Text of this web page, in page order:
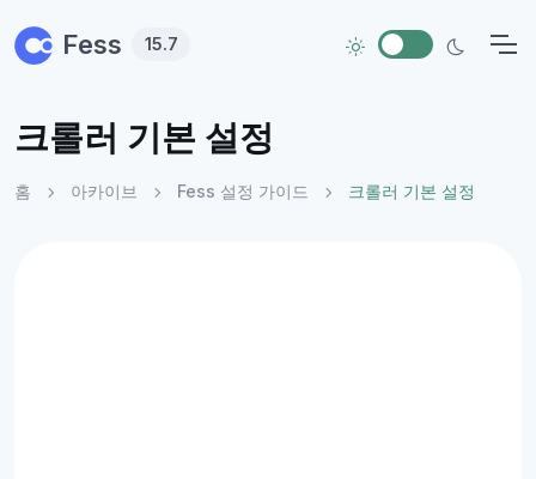
Fess 15.7
크롤러 기본 설정
홈 아카이브 Fess 설정 가이드 크롤러 기본 설정